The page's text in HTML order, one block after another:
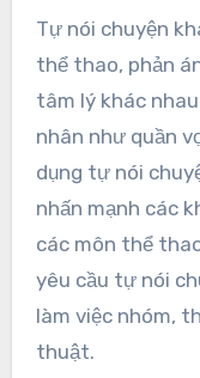
Tự nói chuyện
thể thao, phản
tâm lý khác
nhân như quần
dụng tự nói
nhấn mạnh các
các môn thể
yêu cầu tự nói
làm việc nhóm,
thuật.